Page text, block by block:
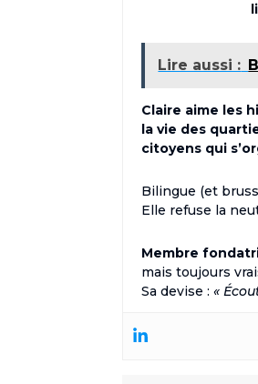
Lire aussi :
Claire aime les
la vie des
citoyens qui
Bilingue (et
Elle refuse la
Membre
mais toujours
Sa devise :«